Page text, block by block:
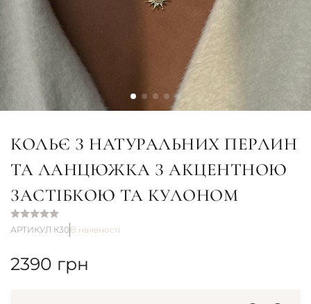
КОЛЬЄ З НАТУРАЛЬНИХ ПЕРЛИН
ТА ЛАНЦЮЖКА З АКЦЕНТНОЮ
ЗАСТІБКОЮ ТА КУЛОНОМ
АРТИКУЛ К30В наявності
2390 грн